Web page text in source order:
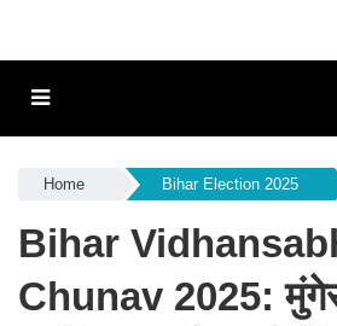
Home Bihar Election 2025
Bihar
Chunav 2025: मुंगेर